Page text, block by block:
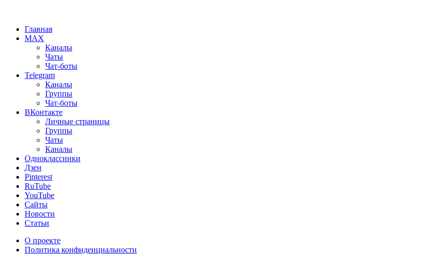
Главная
MAX
Каналы
Чаты
Чат-боты
Telegram
Каналы
Группы
Чат-боты
ВКонтакте
Личные страницы
Группы
Чаты
Каналы
Одноклассники
Дзен
Pinterest
RuTube
YouTube
Сайты
Новости
Статьи
О проекте
Политика конфиденциальности